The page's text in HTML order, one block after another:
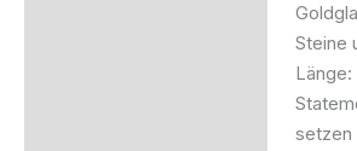
Steine
setzen